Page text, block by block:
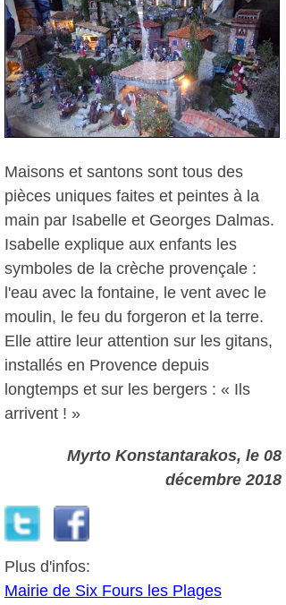
Maisons et santons sont tous des
pièces uniques faites et peintes à la
main par Isabelle et Georges Dalmas.
Isabelle explique aux enfants les
symboles de la crèche provençale :
l'eau avec la fontaine, le vent avec le
moulin, le feu du forgeron et la terre.
Elle attire leur attention sur les gitans,
installés en Provence depuis
longtemps et sur les bergers : « Ils
arrivent ! »
Myrto Konstantarakos, le 08
décembre 2018
Plus d'infos:
Mairie de Six Fours les Plages